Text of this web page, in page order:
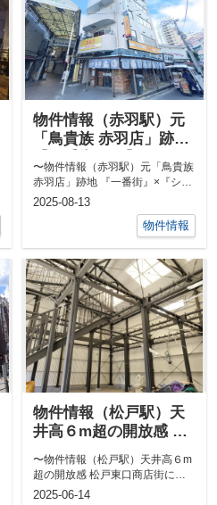
物件情報（赤羽駅）元
「鳥貴族 赤羽店」跡地
『一番街』×『シルクロ
ード』入口角地の好立
地
〜物件情報（赤羽駅）元「鳥貴族
赤羽店」跡地 『一番街』×『シル
クロード』入口角地の好立地〜赤
2025-08-13
物件情報
物件情報（松戸駅）天
井高６m超の開放感 松
路面店
〜物件情報（松戸駅）天井高６m
超の開放感 松戸東口商店街に面
した路面店〜前面道路は『松戸東
2025-06-14